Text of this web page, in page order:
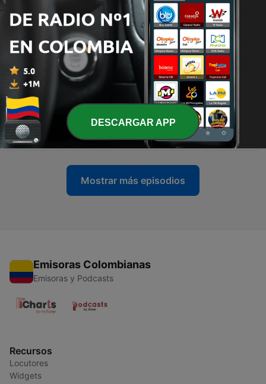
- Aniversario de "Powerslave" de Iron Maiden
06 oct. 2023
7 - Los "Illusion's", los álbumes de Guns N' Roses
favoritos de Billboard
28 sep. 2023
6 - El álbum que Metallica dejó sin bajo
20 sep. 2023
5 - El álbum perfecto de comienzo a fin de Judas Priest
14 sep. 2023
Mostrar más episodios
Emisoras Colombianas
Emisoras y Podcasts
Recursos
Locutores
Widgets
DESCARGAR APP